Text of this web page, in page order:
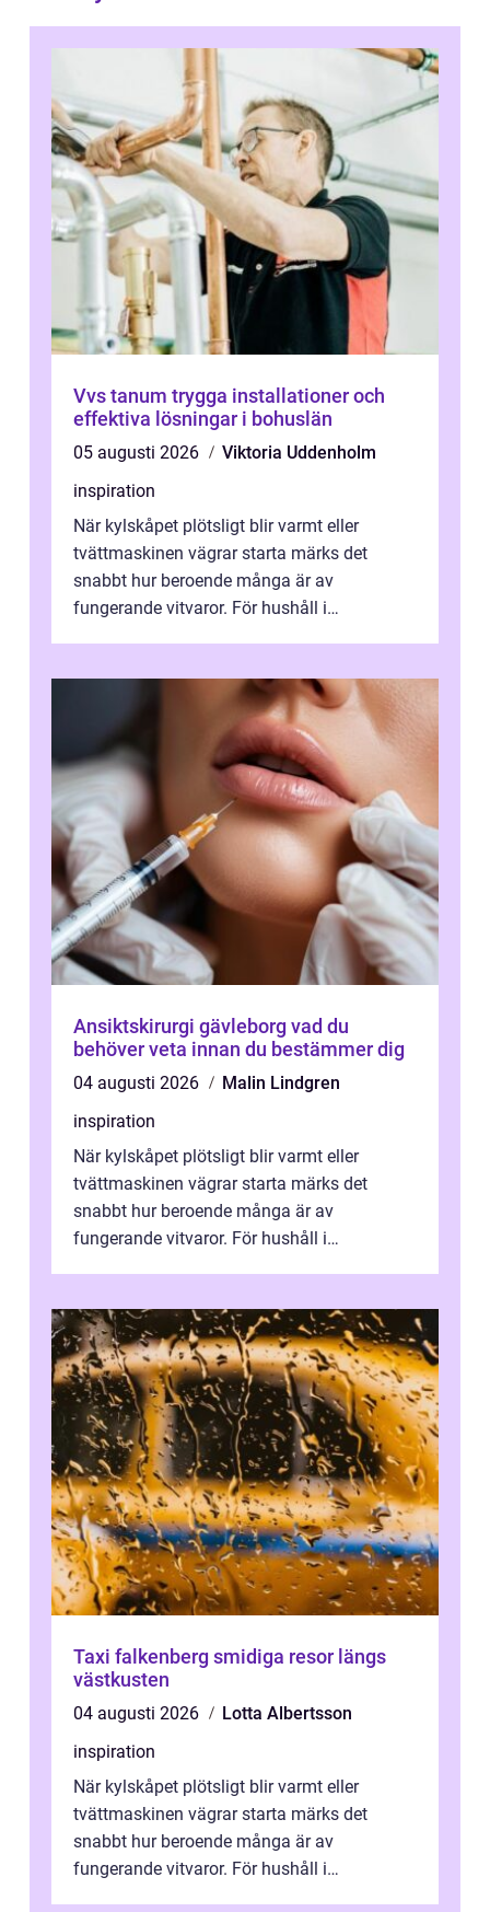
Vvs tanum trygga installationer och
effektiva lösningar i bohuslän
05 augusti 2026
Viktoria Uddenholm
inspiration
När kylskåpet plötsligt blir varmt eller
tvättmaskinen vägrar starta märks det
snabbt hur beroende många är av
fungerande vitvaror. För hushåll i
Ansiktskirurgi gävleborg vad du
behöver veta innan du bestämmer dig
04 augusti 2026
Malin Lindgren
inspiration
När kylskåpet plötsligt blir varmt eller
tvättmaskinen vägrar starta märks det
snabbt hur beroende många är av
fungerande vitvaror. För hushåll i
Taxi falkenberg smidiga resor längs
västkusten
04 augusti 2026
Lotta Albertsson
inspiration
När kylskåpet plötsligt blir varmt eller
tvättmaskinen vägrar starta märks det
snabbt hur beroende många är av
fungerande vitvaror. För hushåll i